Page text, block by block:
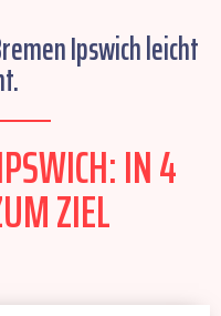
Ipswich leicht
IN 4
ZIEL